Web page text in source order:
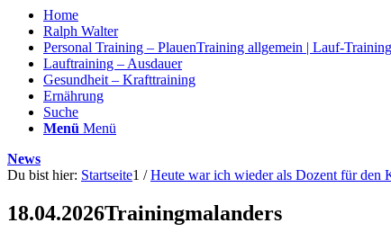
Home
Ralph Walter
Personal Training – PlauenTraining allgemein | Lauf-
Lauftraining – Ausdauer
Gesundheit – Krafttraining
Ernährung
Suche
Menü Menü
News
Du bist hier: Startseite1 / Heute war ich wieder als Dozent für den
18.04.2026Trainingmalanders